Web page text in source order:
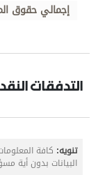
إجمالي حقوق
التدفقات
تنويه: كافة
البيانات بدون أية